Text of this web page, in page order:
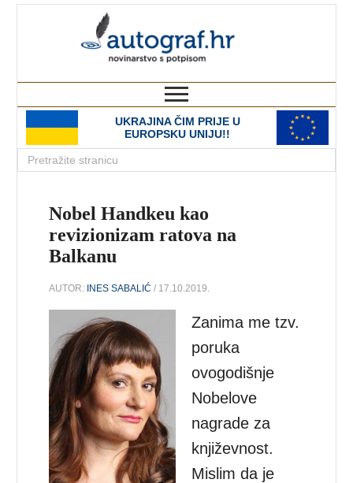
UKRAJINA ČIM PRIJE U
EUROPSKU UNIJU!!
Nobel Handkeu kao
revizionizam ratova na
Balkanu
AUTOR: INES SABALIĆ / 17.10.2019.
Zanima me tzv.
poruka
ovogodišnje
Nobelove
nagrade za
književnost.
Mislim da je